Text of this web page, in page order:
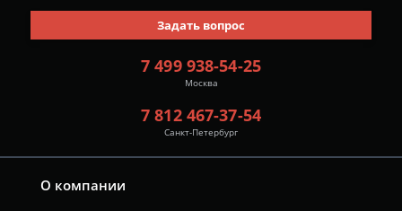
О компании
7 499 938-54-25
Москва
7 812 467-37-54
Санкт-Петербург
Задать вопрос